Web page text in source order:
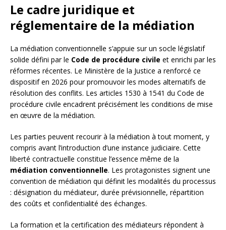
Le cadre juridique et
réglementaire de la médiation
La médiation conventionnelle s’appuie sur un socle législatif
solide défini par le Code de procédure civile et enrichi par les
réformes récentes. Le Ministère de la Justice a renforcé ce
dispositif en 2026 pour promouvoir les modes alternatifs de
résolution des conflits. Les articles 1530 à 1541 du Code de
procédure civile encadrent précisément les conditions de mise
en œuvre de la médiation.
Les parties peuvent recourir à la médiation à tout moment, y
compris avant l’introduction d’une instance judiciaire. Cette
liberté contractuelle constitue l’essence même de la
médiation conventionnelle. Les protagonistes signent une
convention de médiation qui définit les modalités du processus
: désignation du médiateur, durée prévisionnelle, répartition
des coûts et confidentialité des échanges.
La formation et la certification des médiateurs répondent à